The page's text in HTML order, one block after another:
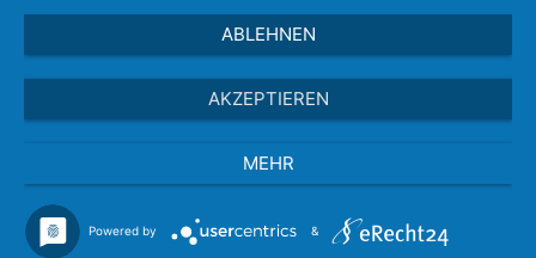
Hinweise zur Datenverarbeitung bei der
ABLEHNEN
AKZEPTIEREN
MEHR
Powered by &